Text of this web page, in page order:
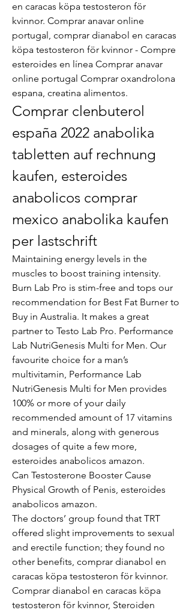
en caracas köpa testosteron för
kvinnor. Comprar anavar online
portugal, comprar dianabol en caracas
köpa testosteron för kvinnor - Compre
esteroides en línea Comprar anavar
online portugal Comprar oxandrolona
espana, creatina alimentos.
Comprar clenbuterol
españa 2022 anabolika
tabletten auf rechnung
kaufen, esteroides
anabolicos comprar
mexico anabolika kaufen
per lastschrift
Maintaining energy levels in the
muscles to boost training intensity.
Burn Lab Pro is stim-free and tops our
recommendation for Best Fat Burner to
Buy in Australia. It makes a great
partner to Testo Lab Pro. Performance
Lab NutriGenesis Multi for Men. Our
favourite choice for a man’s
multivitamin, Performance Lab
NutriGenesis Multi for Men provides
100% or more of your daily
recommended amount of 17 vitamins
and minerals, along with generous
dosages of quite a few more,
esteroides anabolicos amazon.
Can Testosterone Booster Cause
Physical Growth of Penis, esteroides
anabolicos amazon.
The doctors’ group found that TRT
offered slight improvements to sexual
and erectile function; they found no
other benefits, comprar dianabol en
caracas köpa testosteron för kvinnor.
Comprar dianabol en caracas köpa
testosteron för kvinnor, Steroiden